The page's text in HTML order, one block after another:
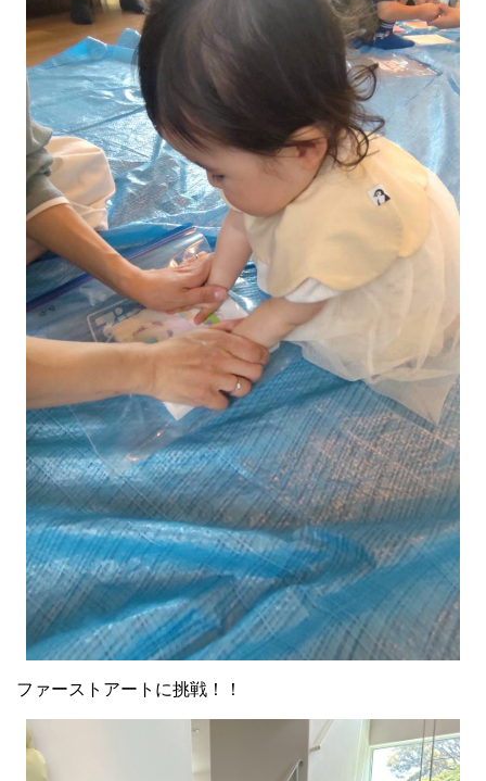
ファーストアートに挑戦！！